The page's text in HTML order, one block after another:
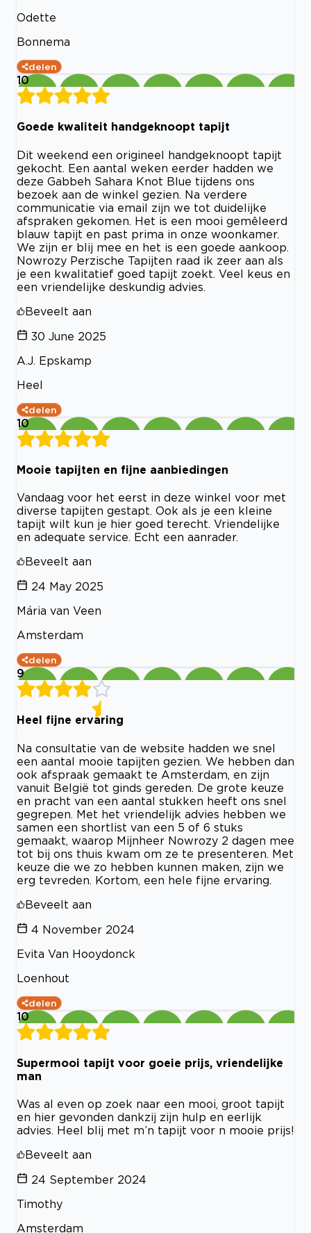
Odette
Bonnema
delen
10
Goede kwaliteit handgeknoopt tapijt
Dit weekend een origineel handgeknoopt tapijt
gekocht. Een aantal weken eerder hadden we
deze Gabbeh Sahara Knot Blue tijdens ons
bezoek aan de winkel gezien. Na verdere
communicatie via email zijn we tot duidelijke
afspraken gekomen. Het is een mooi gemêleerd
blauw tapijt en past prima in onze woonkamer.
We zijn er blij mee en het is een goede aankoop.
Nowrozy Perzische Tapijten raad ik zeer aan als
je een kwalitatief goed tapijt zoekt. Veel keus en
een vriendelijke deskundig advies.
Beveelt aan
30 June 2025
A.J. Epskamp
Heel
delen
10
Mooie tapijten en fijne aanbiedingen
Vandaag voor het eerst in deze winkel voor met
diverse tapijten gestapt. Ook als je een kleine
tapijt wilt kun je hier goed terecht. Vriendelijke
en adequate service. Echt een aanrader.
Beveelt aan
24 May 2025
Mária van Veen
Amsterdam
delen
9
Heel fijne ervaring
Na consultatie van de website hadden we snel
een aantal mooie tapijten gezien. We hebben dan
ook afspraak gemaakt te Amsterdam, en zijn
vanuit België tot ginds gereden. De grote keuze
en pracht van een aantal stukken heeft ons snel
gegrepen. Met het vriendelijk advies hebben we
samen een shortlist van een 5 of 6 stuks
gemaakt, waarop Mijnheer Nowrozy 2 dagen mee
tot bij ons thuis kwam om ze te presenteren. Met
keuze die we zo hebben kunnen maken, zijn we
erg tevreden. Kortom, een hele fijne ervaring.
Beveelt aan
4 November 2024
Evita Van Hooydonck
Loenhout
delen
10
Supermooi tapijt voor goeie prijs, vriendelijke
man
Was al even op zoek naar een mooi, groot tapijt
en hier gevonden dankzij zijn hulp en eerlijk
advies. Heel blij met m’n tapijt voor n mooie prijs!
Beveelt aan
24 September 2024
Timothy
Amsterdam